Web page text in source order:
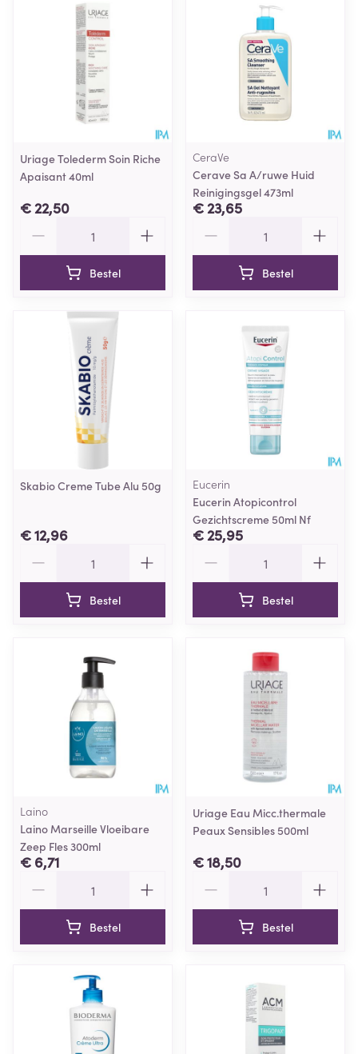
Uriage Tolederm Soin Riche
Apaisant 40ml
€ 22,50
Bestel
CeraVe
Cerave Sa A/ruwe Huid
Reinigingsgel 473ml
€ 23,65
Bestel
Skabio Creme Tube Alu 50g
€ 12,96
Bestel
Eucerin
Eucerin Atopicontrol
Gezichtscreme 50ml Nf
€ 25,95
Bestel
Laino
Laino Marseille Vloeibare
Zeep Fles 300ml
€ 6,71
Bestel
Uriage Eau Micc.thermale
Peaux Sensibles 500ml
€ 18,50
Bestel